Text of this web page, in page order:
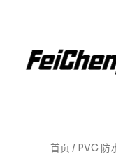
首页 / PVC 防